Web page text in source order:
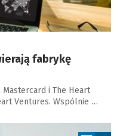
fabrykę
i The Heart
Ventures. Wspólnie …